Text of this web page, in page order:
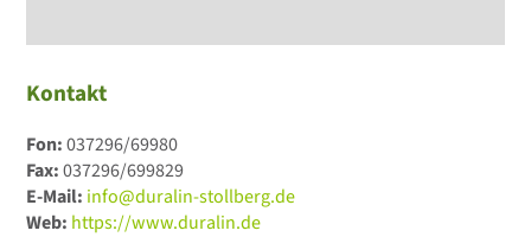
Kontakt
Fon:037296/69980
Fax:037296/699829
E-Mail: info@duralin-stollberg.de
Web: https://www.duralin.de